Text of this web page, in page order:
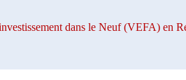
dans le Neuf (VEFA) en